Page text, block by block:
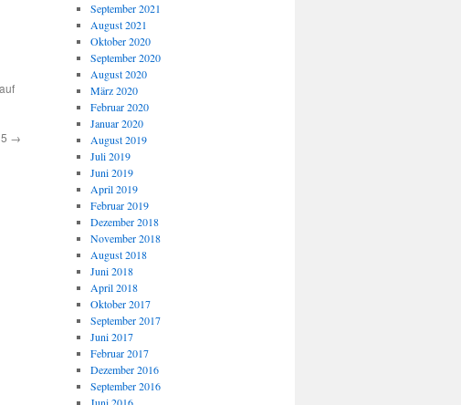
→
September 2021
August 2021
Oktober 2020
September 2020
August 2020
März 2020
Februar 2020
Januar 2020
August 2019
Juli 2019
Juni 2019
April 2019
Februar 2019
Dezember 2018
November 2018
August 2018
Juni 2018
April 2018
Oktober 2017
September 2017
Juni 2017
Februar 2017
Dezember 2016
September 2016